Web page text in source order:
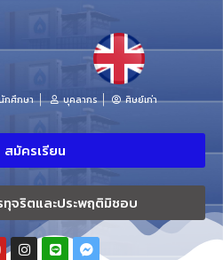
กศึกษา บุคลากร ศิษย์เก่า
สมัครเรียน
ทุจริตและประพฤติมิชอบ